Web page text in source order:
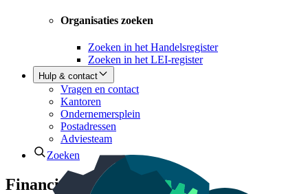
Organisaties zoeken
Zoeken in het Handelsregister
Zoeken in het LEI-register
Hulp & contact
Vragen en contact
Kantoren
Ondernemersplein
Postadressen
Adviesteam
Zoeken
Financiering keuzehulp